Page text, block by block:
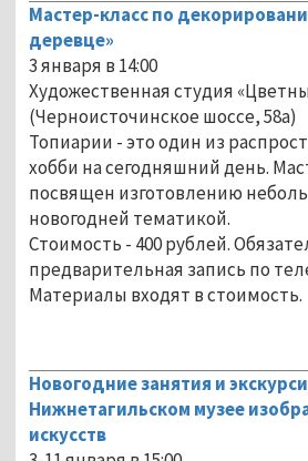
Мастер-класс по
деревце»
3 января в 14:00
Художественная студия
(Черноисточинское шоссе, 58а)
Топиарии - это один из
хобби на сегодняшний день.
посвящен изготовлению
новогодней тематикой.
Стоимость - 400 рублей.
предварительная запись по
Материалы входят в
Новогодние занятия и
Нижнетагильском музее
искусств